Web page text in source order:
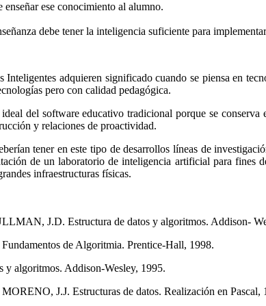
enseñar ese conocimiento al alumno.
debe tener la inteligencia suficiente para
Inteligentes adquieren significado cuando se piensa en
pero con calidad pedagógica.
del software educativo tradicional porque se
y relaciones de proactividad.
tener en este tipo de desarrollos líneas de
de un laboratorio de inteligencia artificial para fines
infraestructuras físicas.
J.D. Estructura de datos y algoritmos. Addison-
de Algoritmia. Prentice-Hall, 1998.
y algoritmos. Addison-Wesley, 1995.
J.J. Estructuras de datos. Realización en Pascal,